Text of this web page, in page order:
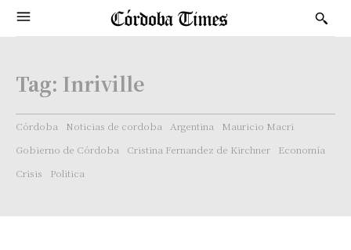
Tag: Inriville
Córdoba Noticias de cordoba Argentina
Mauricio Macri
Gobierno de Córdoba
Cristina Fernandez de Kirchner
Economía
Crisis
Politica